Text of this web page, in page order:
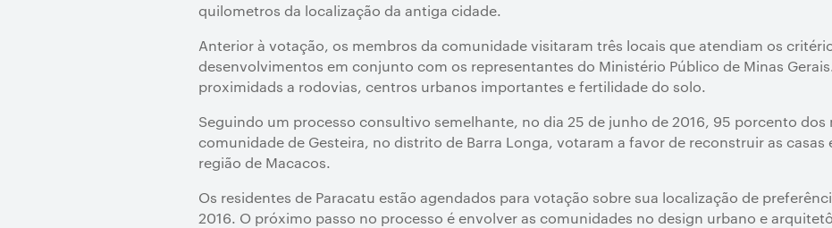
quilometros da localização da antiga cidade.
Anterior à votação, os membros da comunidade visitaram três locais que atendiam os
desenvolvimentos em conjunto com os representantes do Ministério Público de Minas
proximidads a rodovias, centros urbanos importantes e fertilidade do solo.
Seguindo um processo consultivo semelhante, no dia 25 de junho de 2016, 95 porcento dos
comunidade de Gesteira, no distrito de Barra Longa, votaram a favor de reconstruir as casas
região de Macacos.
Os residentes de Paracatu estão agendados para votação sobre sua localização de
2016. O próximo passo no processo é envolver as comunidades no design urbano e